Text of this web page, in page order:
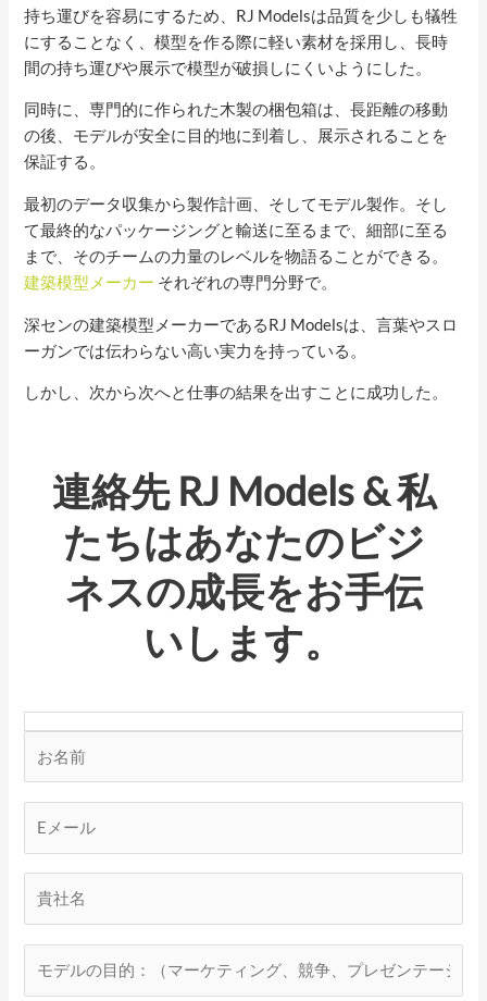
持ち運びを容易にするため、RJ Modelsは品質を少しも犠牲
にすることなく、模型を作る際に軽い素材を採用し、長時
間の持ち運びや展示で模型が破損しにくいようにした。
同時に、専門的に作られた木製の梱包箱は、長距離の移動
の後、モデルが安全に目的地に到着し、展示されることを
保証する。
最初のデータ収集から製作計画、そしてモデル製作。そし
て最終的なパッケージングと輸送に至るまで、細部に至る
まで、そのチームの力量のレベルを物語ることができる。
建築模型メーカー それぞれの専門分野で。
深センの建築模型メーカーであるRJ Modelsは、言葉やスロ
ーガンでは伝わらない高い実力を持っている。
しかし、次から次へと仕事の結果を出すことに成功した。
連絡先 RJ Models& 私
たちはあなたのビジ
ネスの成長をお手伝
いします。